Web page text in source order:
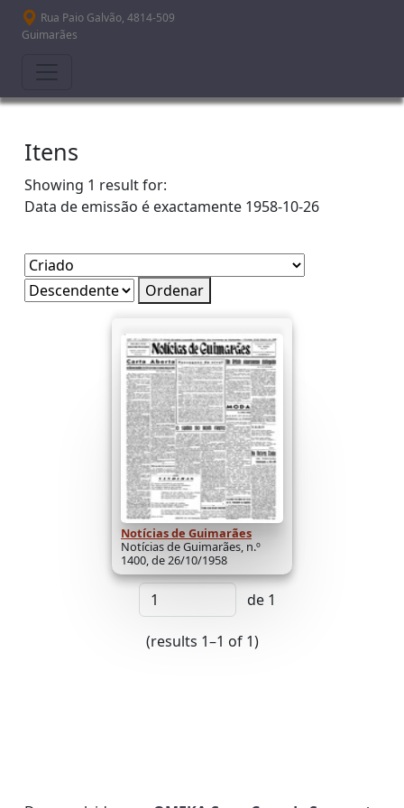
Passar para o conteúdo principal
Rua Paio Galvão, 4814-509
Guimarães
Itens
Showing 1 result for:
Data de emissão é exactamente 1958-10-26
Ordenar
Notícias de Guimarães
Notícias de Guimarães, n.º
1400, de 26/10/1958
de 1
(results 1–1 of 1)